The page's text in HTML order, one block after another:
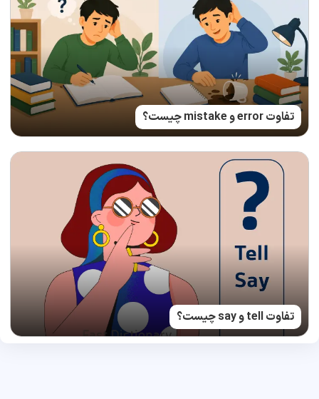
تفاوت error و mistake چیست؟
تفاوت tell و say چیست؟